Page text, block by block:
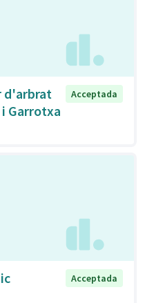
d'arbrat
Garrotxa
Acceptada
Acceptada